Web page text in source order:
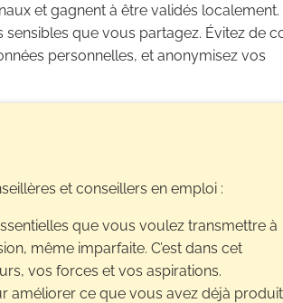
et gagnent à être validés localement.
sensibles que vous partagez. Évitez de
personnelles, et anonymisez vos
et conseillers en emploi :
que vous voulez transmettre à
même imparfaite. C’est dans cet
vos forces et vos aspirations.
améliorer ce que vous avez déjà produit